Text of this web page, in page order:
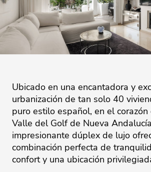
Ubicado en una encantadora y
urbanización de tan solo 40
puro estilo español, en el
Valle del Golf de Nueva
impresionante dúplex de lujo
combinación perfecta de
confort y una ubicación